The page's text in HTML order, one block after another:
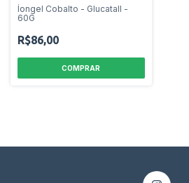
Íongel Cobalto - Glucatall -
60G
R$86,00